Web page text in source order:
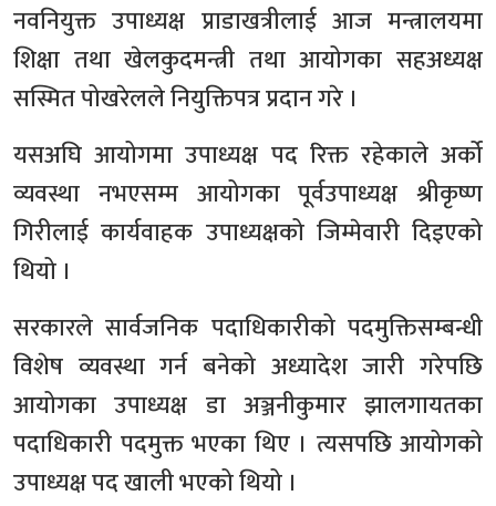
नवनियुक्त उपाध्यक्ष प्राडाखत्रीलाई आज मन्त्रालयमा
शिक्षा तथा खेलकुदमन्त्री तथा आयोगका सहअध्यक्ष
सस्मित पोखरेलले नियुक्तिपत्र प्रदान गरे ।
यसअघि आयोगमा उपाध्यक्ष पद रिक्त रहेकाले अर्को
व्यवस्था नभएसम्म आयोगका पूर्वउपाध्यक्ष श्रीकृष्ण
गिरीलाई कार्यवाहक उपाध्यक्षको जिम्मेवारी दिइएको
थियो ।
सरकारले सार्वजनिक पदाधिकारीको पदमुक्तिसम्बन्धी
विशेष व्यवस्था गर्न बनेको अध्यादेश जारी गरेपछि
आयोगका उपाध्यक्ष डा अञ्जनीकुमार झालगायतका
पदाधिकारी पदमुक्त भएका थिए । त्यसपछि आयोगको
उपाध्यक्ष पद खाली भएको थियो ।